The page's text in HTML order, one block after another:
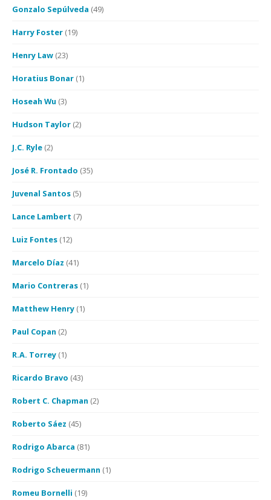
Gonzalo Sepúlveda (49)
Harry Foster (19)
Henry Law (23)
Horatius Bonar (1)
Hoseah Wu (3)
Hudson Taylor (2)
J.C. Ryle (2)
José R. Frontado (35)
Juvenal Santos (5)
Lance Lambert (7)
Luiz Fontes (12)
Marcelo Díaz (41)
Mario Contreras (1)
Matthew Henry (1)
Paul Copan (2)
R.A. Torrey (1)
Ricardo Bravo (43)
Robert C. Chapman (2)
Roberto Sáez (45)
Rodrigo Abarca (81)
Rodrigo Scheuermann (1)
Romeu Bornelli (19)